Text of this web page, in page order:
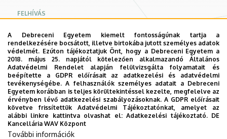
Emlékkonferencia
2026
Konferencia
weboldal
FELHÍVÁS
PROGRAM
REGISZTRÁCIÓ
KAPCSOLAT
Várandósság és egészséges
életkezdet” Dr. Adorján Gusztáv
A Debreceni Egyetem kiemelt fontosságúnak tartja a
rendelkezésére bocsátott, illetve birtokába jutott személyes adatok
védelmét. Ezúton tájékoztatjuk Önt, hogy a Debreceni Egyetem a
2018. május 25. napjától kötelezően alkalmazandó Általános
Adatvédelmi Rendelet alapján felülvizsgálta folyamatait és
beépítette a GDPR előírásait az adatkezelési és adatvédelmi
tevékenységébe. A felhasználók személyes adatait a Debreceni
Egyetem korábban is teljes körültekintéssel kezelte, megfelelve az
érvényben lévő adatkezelési szabályozásoknak. A GDPR előírásait
követve frissítettük Adatvédelmi Tájékoztatónkat, amelyet az
alábbi linkre kattintva olvashat el:Adatkezelési tájékoztató. DE
Kancellária WAV Központ
További információk